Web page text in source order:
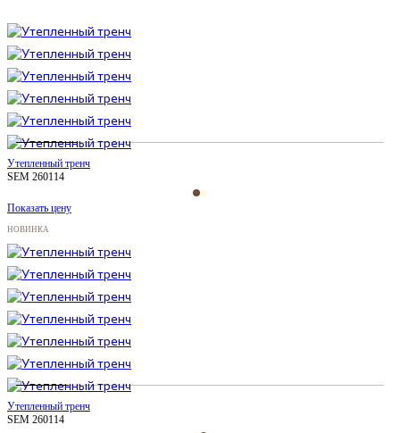
Утепленный тренч
SEM 260114
Показать цену
НОВИНКА
Утепленный тренч
SEM 260114